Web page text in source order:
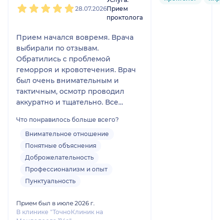
28.07.2026Прием
проктолога
Прием начался вовремя. Врача
выбирали по отзывам.
Обратились с проблемой
геморроя и кровотечения. Врач
был очень внимательным и
тактичным, осмотр проводил
аккуратно и тщательно. Все
всем назначениям объяснил
схему и для чего каждый
конкретный препарат. Уже
начали лечение и есть
улучшения. Врача однозначно
можно смело рекомендовать.
Что понравилось больше всего?
Внимательное отношение
Понятные объяснения
Доброжелательность
Профессионализм и опыт
Пунктуальность
Прием был в июле 2026 г.
В клинике "ТочноКлиник на